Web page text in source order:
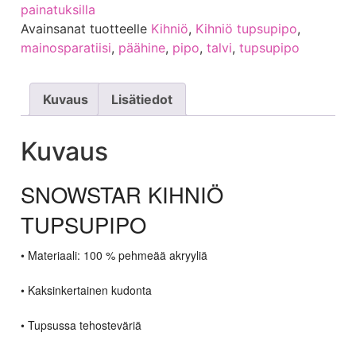
painatuksilla
Avainsanat tuotteelle Kihniö, Kihniö tupsupipo,
mainosparatiisi, päähine, pipo, talvi, tupsupipo
Kuvaus Lisätiedot
Kuvaus
SNOWSTAR KIHNIÖ
TUPSUPIPO
• Materiaali: 100 % pehmeää akryyliä
• Kaksinkertainen kudonta
• Tupsussa tehosteväriä